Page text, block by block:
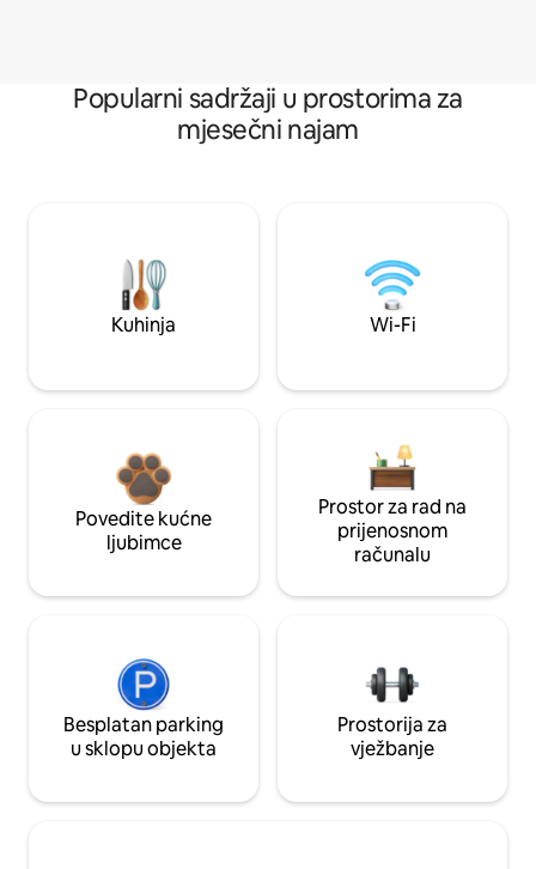
Popularni sadržaji u prostorima za
mjesečni najam
Kuhinja Wi-Fi
Povedite kućne
ljubimce
Prostor za rad na
prijenosnom
računalu
Besplatan parking
u sklopu objekta
Prostorija za
vježbanje